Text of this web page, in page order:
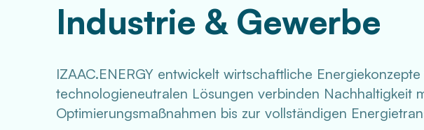
Industrie & Gewerbe
IZAAC.ENERGY entwickelt wirtschaftliche
technologieneutralen Lösungen verbinden Nachhaltigkeit
Optimierungsmaßnahmen bis zur vollständigen